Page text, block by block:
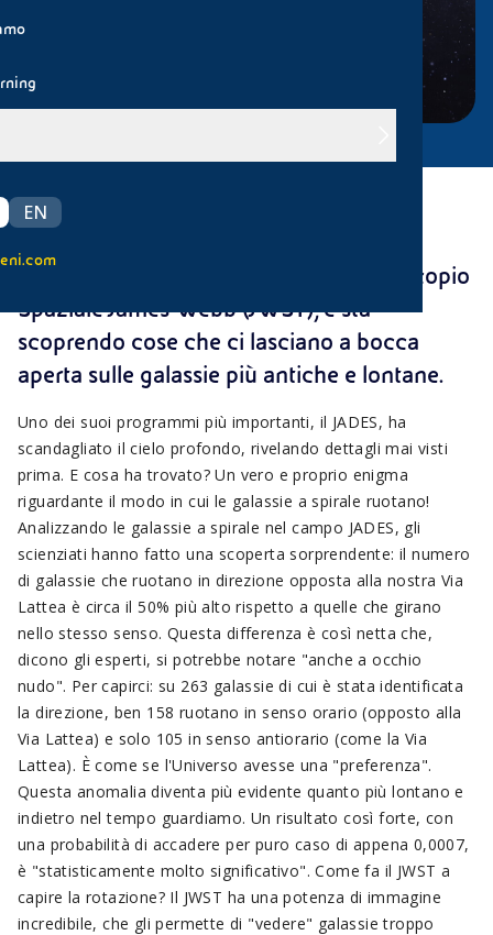
EN
eni.com
Immaginate un gigantesco occhio che
all'inizio dell'Universo. Questo è il Telescopio
Spaziale James Webb (JWST), e sta
scoprendo cose che ci lasciano a bocca
aperta sulle galassie più antiche e lontane.
Uno dei suoi programmi più importanti, il JADES, ha
scandagliato il cielo profondo, rivelando dettagli mai visti
prima. E cosa ha trovato? Un vero e proprio enigma
riguardante il modo in cui le galassie a spirale ruotano!
Analizzando le galassie a spirale nel campo JADES, gli
scienziati hanno fatto una scoperta sorprendente: il numero
di galassie che ruotano in direzione opposta alla nostra Via
Lattea è circa il 50% più alto rispetto a quelle che girano
nello stesso senso. Questa differenza è così netta che,
dicono gli esperti, si potrebbe notare "anche a occhio
nudo". Per capirci: su 263 galassie di cui è stata identificata
la direzione, ben 158 ruotano in senso orario (opposto alla
Via Lattea) e solo 105 in senso antiorario (come la Via
Lattea). È come se l'Universo avesse una "preferenza".
Questa anomalia diventa più evidente quanto più lontano e
indietro nel tempo guardiamo. Un risultato così forte, con
una probabilità di accadere per puro caso di appena 0,0007,
è "statisticamente molto significativo". Come fa il JWST a
capire la rotazione? Il JWST ha una potenza di immagine
incredibile, che gli permette di "vedere" galassie troppo